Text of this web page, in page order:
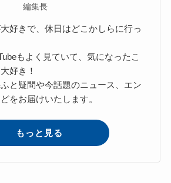
編集長
好きで、休日はどこかしらに行っ
もよく見ていて、気になったこ
好き！
と疑問や今話題のニュース、エン
をお届けいたします。
もっと見る